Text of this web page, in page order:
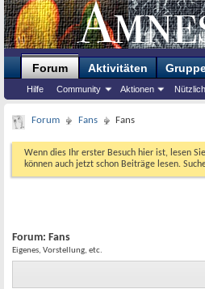
Forum
Hilfe Community Aktionen
Aktivitäten
Forum Fans Fans
Wenn dies Ihr erster Besuch hier ist, lesen
können auch jetzt schon Beiträge lesen.
Forum: Fans
Eigenes, Vorstellung, etc.